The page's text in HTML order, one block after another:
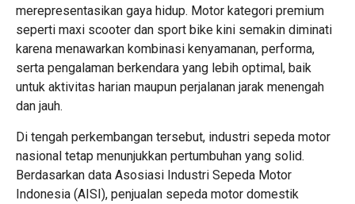
merepresentasikan gaya hidup. Motor kategori premium
seperti maxi scooter dan sport bike kini semakin diminati
karena menawarkan kombinasi kenyamanan, performa,
serta pengalaman berkendara yang lebih optimal, baik
untuk aktivitas harian maupun perjalanan jarak menengah
dan jauh.
Di tengah perkembangan tersebut, industri sepeda motor
nasional tetap menunjukkan pertumbuhan yang solid.
Berdasarkan data Asosiasi Industri Sepeda Motor
Indonesia (AISI), penjualan sepeda motor domestik